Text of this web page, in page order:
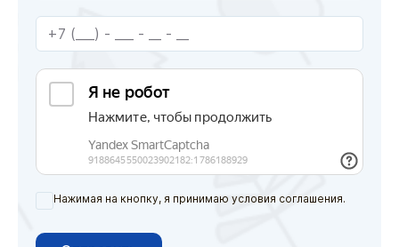
Нажимая на кнопку, я принимаю условия соглашения.